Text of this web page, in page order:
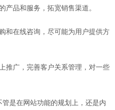
品和服务，拓宽销售渠道。
在线咨询，尽可能为用户提供方
广，完善客户关系管理，对一些
是在网站功能的规划上，还是内